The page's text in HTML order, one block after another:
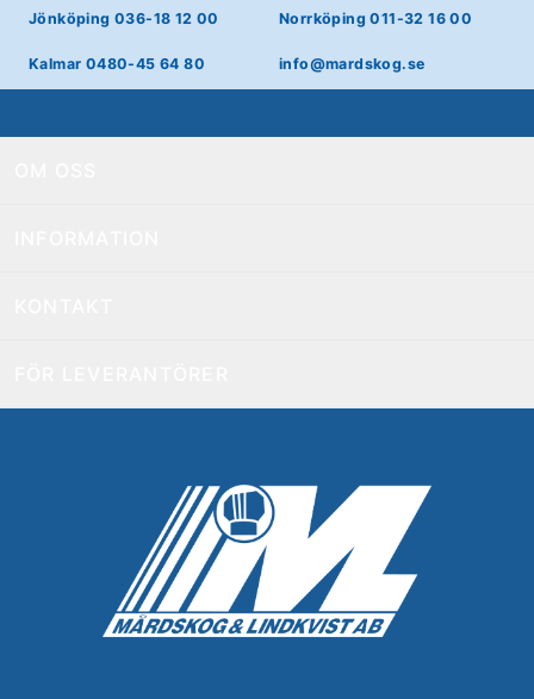
Jönköping 036-18 12 00 Norrköping 011-32 16 00
Kalmar 0480-45 64 80 info@mardskog.se